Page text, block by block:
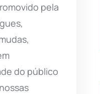
pela
do público